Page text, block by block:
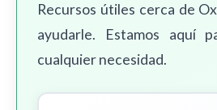
Recursos útiles cerca de
ayudarle. Estamos aquí
cualquier necesidad.